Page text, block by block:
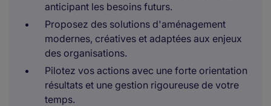
anticipant les besoins futurs.
Proposez des solutions d'aménagement
modernes, créatives et adaptées aux enjeux
des organisations.
Pilotez vos actions avec une forte orientation
résultats et une gestion rigoureuse de votre
temps.